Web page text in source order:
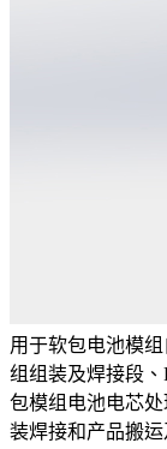
用于软包电池模
组组装及焊接段
包模组电池电芯
装焊接和产品搬